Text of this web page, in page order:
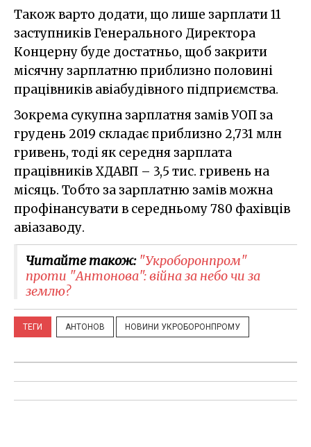
Також варто додати, що лише зарплати 11
заступників Генерального Директора
Концерну буде достатньо, щоб закрити
місячну зарплатню приблизно половині
працівників авіабудівного підприємства.
Зокрема сукупна зарплатня замів УОП за
грудень 2019 складає приблизно 2,731 млн
гривень, тоді як середня зарплата
працівників ХДАВП – 3,5 тис. гривень на
місяць. Тобто за зарплатню замів можна
профінансувати в середньому 780 фахівців
авіазаводу.
Читайте також: "Укроборонпром"
проти "Антонова": війна за небо чи за
землю?
ТЕГИ АНТОНОВ НОВИНИ УКРОБОРОНПРОМУ